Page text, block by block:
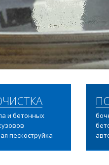
и бетонных
пескоструйка